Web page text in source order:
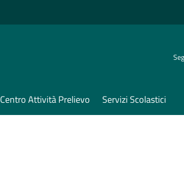
Centro Attività Prelievo Servizi Scolastici